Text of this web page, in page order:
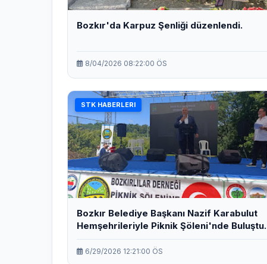
Bozkır'da Karpuz Şenliği düzenlendi.
8/04/2026 08:22:00 ÖS
STK HABERLERI
Bozkır Belediye Başkanı Nazif Karabulut
Hemşehrileriyle Piknik Şöleni'nde Buluştu.
6/29/2026 12:21:00 ÖS